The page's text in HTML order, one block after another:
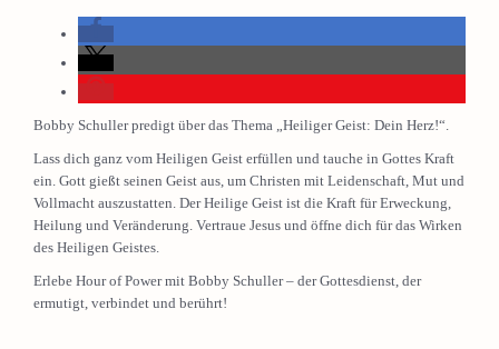
Bobby Schuller predigt über das Thema „Heiliger Geist: Dein Herz!“.
Lass dich ganz vom Heiligen Geist erfüllen und tauche in Gottes Kraft
ein. Gott gießt seinen Geist aus, um Christen mit Leidenschaft, Mut und
Vollmacht auszustatten. Der Heilige Geist ist die Kraft für Erweckung,
Heilung und Veränderung. Vertraue Jesus und öffne dich für das Wirken
des Heiligen Geistes.
Erlebe Hour of Power mit Bobby Schuller – der Gottesdienst, der
ermutigt, verbindet und berührt!